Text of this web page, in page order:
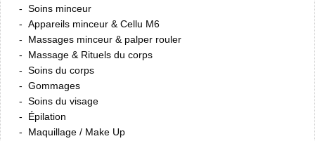
Soins minceur
Appareils minceur & Cellu M6
Massages minceur & palper rouler
Massage & Rituels du corps
Soins du corps
Gommages
Soins du visage
Épilation
Maquillage / Make Up